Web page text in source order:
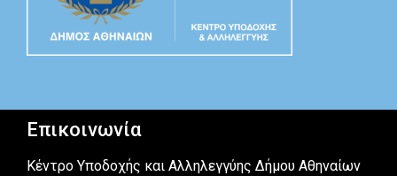
Επικοινωνία
Κέντρο Υποδοχής και Αλληλεγγύης Δήμου Αθηναίων